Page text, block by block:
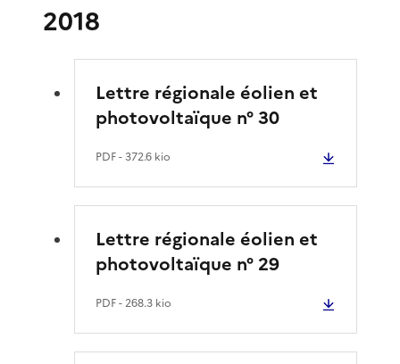
2018
Lettre régionale éolien et
photovoltaïque n° 30
PDF- 372.6 kio
Lettre régionale éolien et
photovoltaïque n° 29
PDF- 268.3 kio